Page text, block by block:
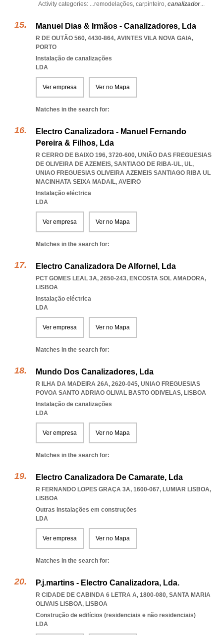
Activity categories: ...remodelações, carpinteiro, canalizador...
Manuel Dias & Irmãos - Canalizadores, Lda
R DE OUTÃO 560, 4430-864, AVINTES VILA NOVA GAIA,
PORTO
Instalação de canalizações
LDA
Ver empresa Ver no Mapa
Matches in the search for:
Electro Canalizadora - Manuel Fernando
Pereira & Filhos, Lda
R CERRO DE BAIXO 196, 3720-600, UNIÃO DAS FREGUESIAS
DE OLIVEIRA DE AZEMEIS, SANTIAGO DE RIBA-UL, UL,
UNIAO FREGUESIAS OLIVEIRA AZEMEIS SANTIAGO RIBA UL
MACINHATA SEIXA MADAIL, AVEIRO
Instalação eléctrica
LDA
Ver empresa Ver no Mapa
Matches in the search for:
Electro Canalizadora De Alfornel, Lda
PCT GOMES LEAL 3A, 2650-243, ENCOSTA SOL AMADORA,
LISBOA
Instalação eléctrica
LDA
Ver empresa Ver no Mapa
Matches in the search for:
Mundo Dos Canalizadores, Lda
R ILHA DA MADEIRA 26A, 2620-045, UNIAO FREGUESIAS
POVOA SANTO ADRIAO OLIVAL BASTO ODIVELAS, LISBOA
Instalação de canalizações
LDA
Ver empresa Ver no Mapa
Matches in the search for:
Electro Canalizadora De Camarate, Lda
R FERNANDO LOPES GRAÇA 3A, 1600-067, LUMIAR LISBOA,
LISBOA
Outras instalações em construções
LDA
Ver empresa Ver no Mapa
Matches in the search for:
P.j.martins - Electro Canalizadora, Lda.
R CIDADE DE CABINDA 6 LETRA A, 1800-080, SANTA MARIA
OLIVAIS LISBOA, LISBOA
Construção de edifícios (residenciais e não residenciais)
LDA